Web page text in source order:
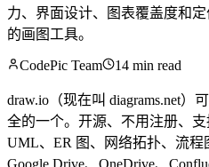
力、界面设计、图表覆盖度和
的画图工具。
CodePic Team 14 min read
draw.io（现在叫 diagrams.net）
全的一个。开源、不用注册、
UML、ER 图、网络拓扑、流
Google Drive、OneDrive、